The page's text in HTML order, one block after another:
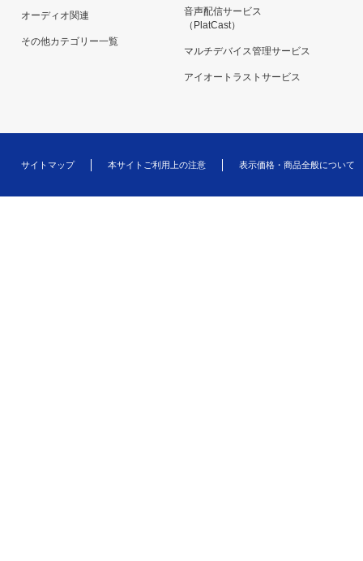
オーディオ関連
その他カテゴリー一覧
音声配信サービス
（PlatCast）
マルチデバイス管理サービス
アイオートラストサービス
サイトマップ 本サイトご利用上の注意 表示価格・商品全般について